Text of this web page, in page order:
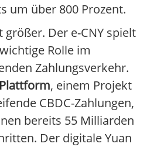
um über 800 Prozent.
größer. Der e-CNY spielt
Rolle im
Zahlungsverkehr.
, einem Projekt
CBDC-Zahlungen,
bereits 55 Milliarden
Der digitale Yuan